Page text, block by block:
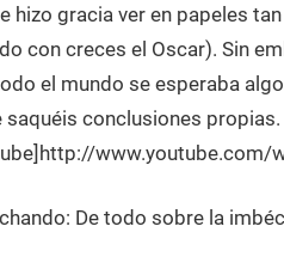
hizo gracia ver en papeles
con creces el Oscar). Sin
el mundo se esperaba
saquéis conclusiones propias.
www.youtube.com/
De todo sobre la